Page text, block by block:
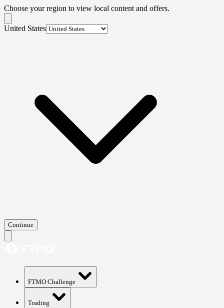
Choose your region to view local content and offers.
United States
Continue
FTMO Challenge
Trading